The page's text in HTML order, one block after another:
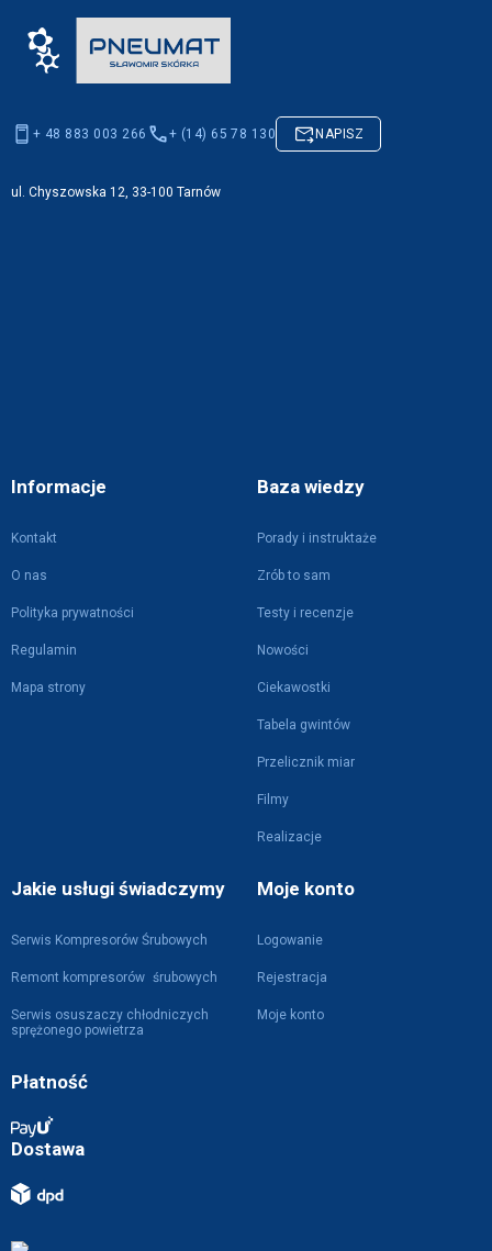
Informacje
Kontakt
O nas
Polityka prywatności
Regulamin
Mapa strony
Baza wiedzy
Porady i instruktaże
Zrób to sam
Testy i recenzje
Nowości
Ciekawostki
Tabela gwintów
Przelicznik miar
Filmy
Realizacje
Jakie usługi świadczymy
Serwis Kompresorów Śrubowych
Remont kompresorów śrubowych
Serwis osuszaczy chłodniczych
sprężonego powietrza
Moje konto
Logowanie
Rejestracja
Moje konto
Płatność
Dostawa
+ 48 883 003 266 + (14) 65 78 130 NAPISZ
ul. Chyszowska 12, 33-100 Tarnów